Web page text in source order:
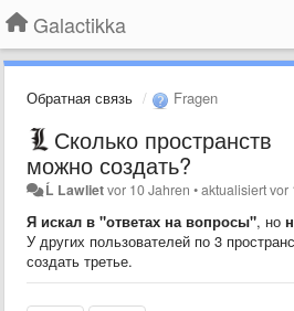
Galactikka
Обратная связь Fragen
Сколько пространств
можно создать?
Ĺ Lawlietvor 10 Jahren •aktualisiertvor
Я искал в "ответах на вопросы", но
У других пользователей по 3
создать третье.